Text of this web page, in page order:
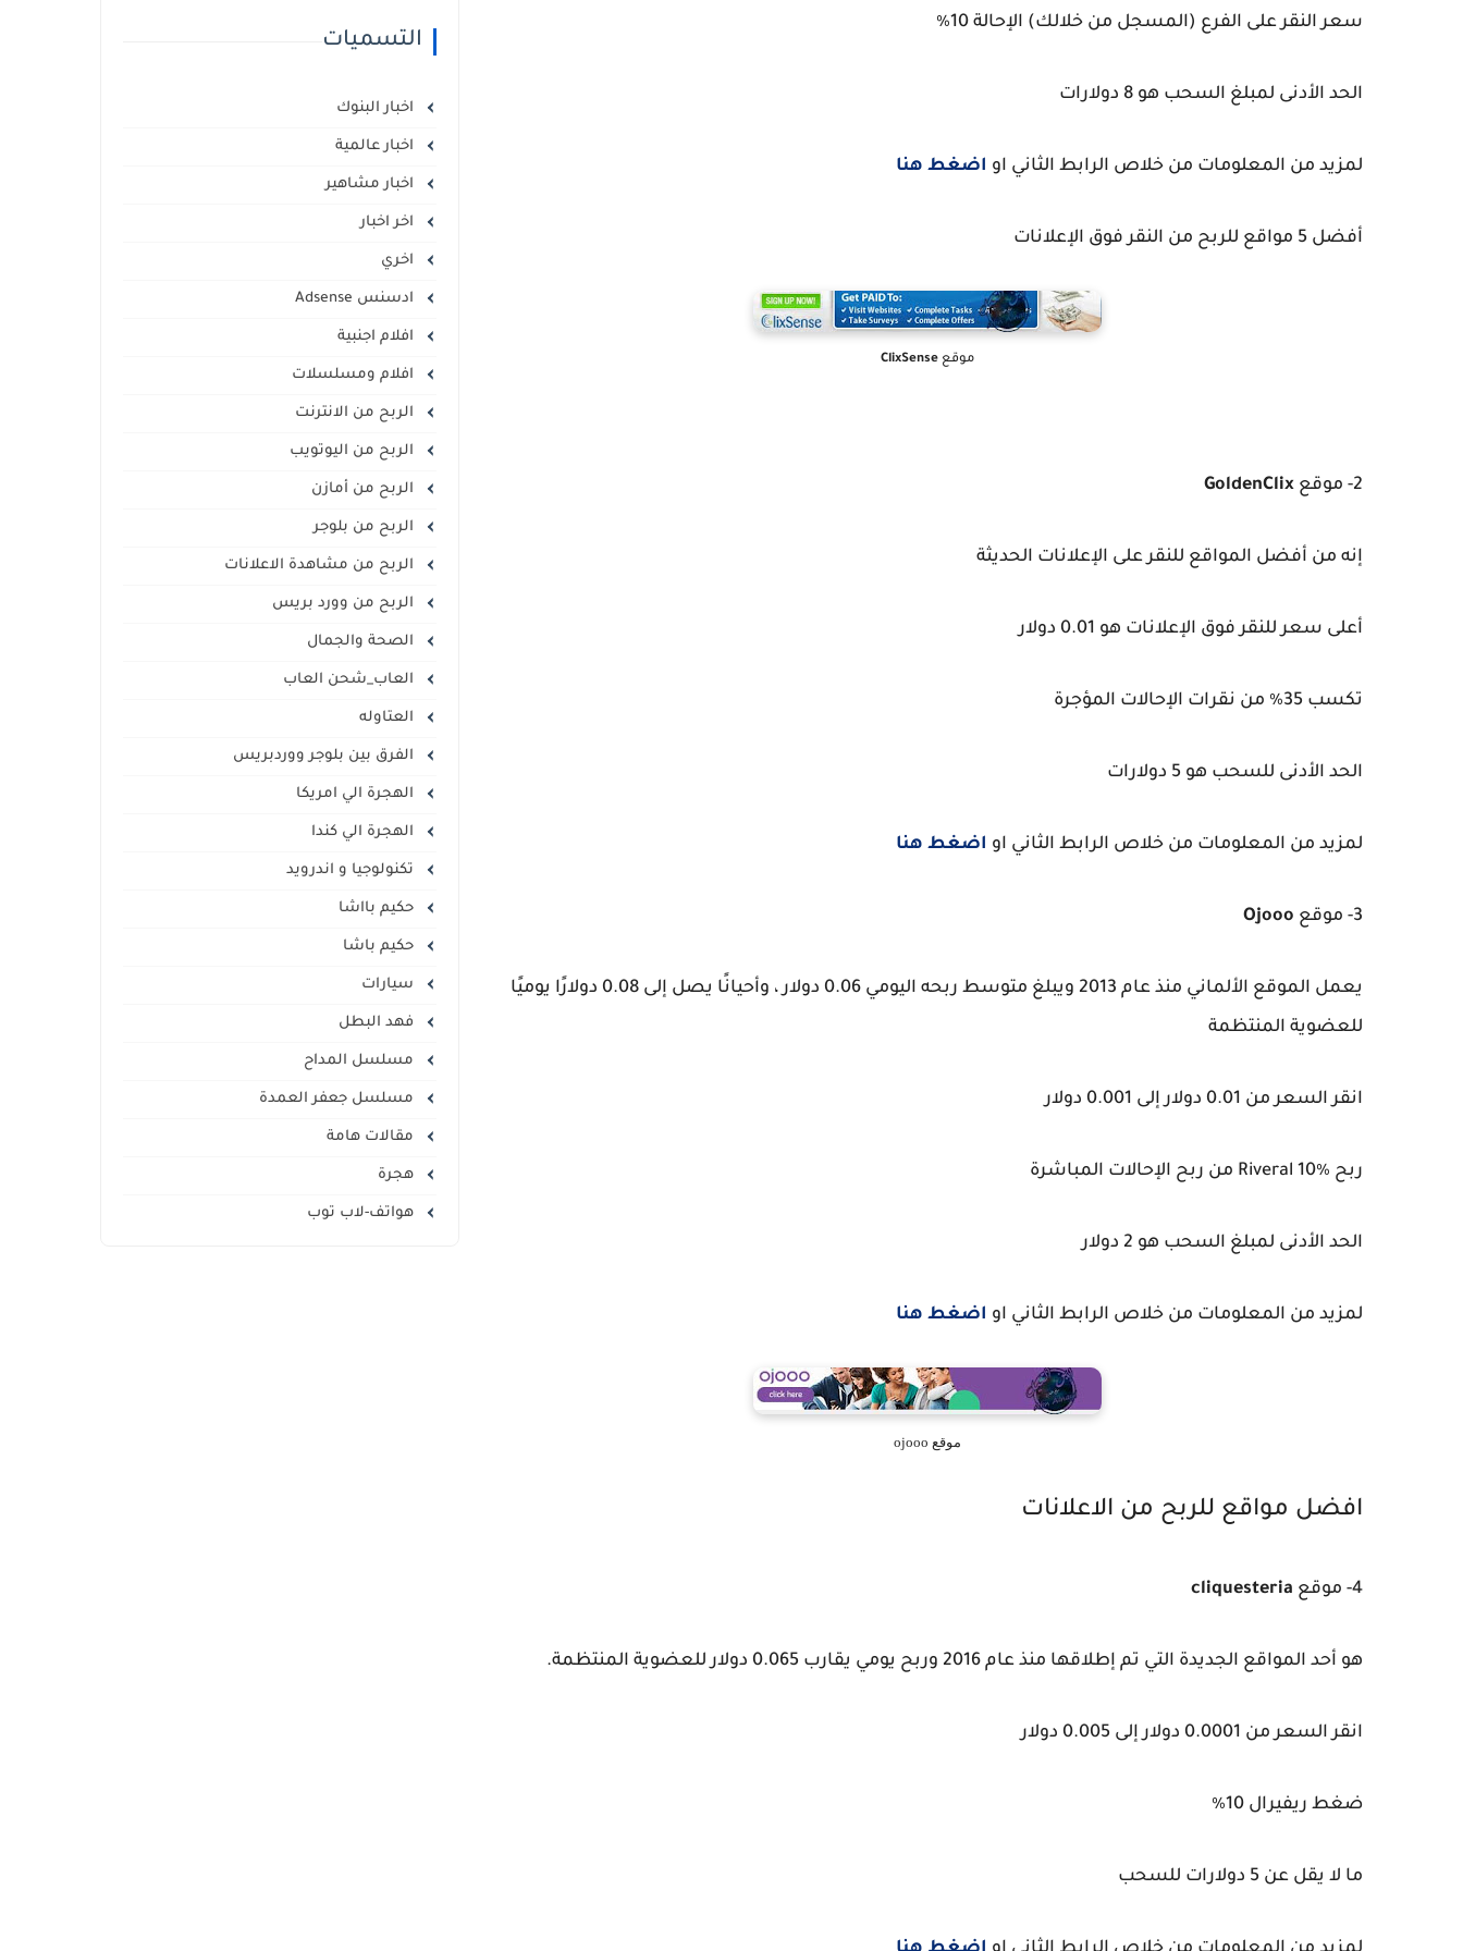
سعر النقر على الفرع (المسجل من خلالك) الإحالة 10٪
الحد الأدنى لمبلغ السحب هو 8 دولارات
لمزيد من المعلومات من خلاص الرابط الثاني او اضغط هنا
أفضل 5 مواقع للربح من النقر فوق الإعلانات
موقع ClixSense
2- موقع GoldenClix
إنه من أفضل المواقع للنقر على الإعلانات الحديثة
أعلى سعر للنقر فوق الإعلانات هو 0.01 دولار
تكسب 35٪ من نقرات الإحالات المؤجرة
الحد الأدنى للسحب هو 5 دولارات
لمزيد من المعلومات من خلاص الرابط الثاني او اضغط هنا
3- موقع Ojooo
يعمل الموقع الألماني منذ عام 2013 ويبلغ متوسط ​​ربحه اليومي 0.06 دولار ، وأحيانًا يصل إلى 0.08 دولارًا يوميًا
للعضوية المنتظمة
انقر السعر من 0.01 دولار إلى 0.001 دولار
ربح Riveral 10٪ من ربح الإحالات المباشرة
الحد الأدنى لمبلغ السحب هو 2 دولار
لمزيد من المعلومات من خلاص الرابط الثاني او اضغط هنا
موقع ojooo
افضل مواقع للربح من الاعلانات
4- موقع cliquesteria
هو أحد المواقع الجديدة التي تم إطلاقها منذ عام 2016 وربح يومي يقارب 0.065 دولار للعضوية المنتظمة.
انقر السعر من 0.0001 دولار إلى 0.005 دولار
ضغط ريفيرال 10٪
ما لا يقل عن 5 دولارات للسحب
التسميات
اخبار البنوك
اخبار عالمية
اخبار مشاهير
اخر اخبار
اخري
ادسنس Adsense
افلام اجنبية
افلام ومسلسلات
الربح من الانترنت
الربح من اليوتويب
الربح من أمازن
الربح من بلوجر
الربح من مشاهدة الاعلانات
الربح من وورد بريس
الصحة والجمال
العاب_شحن العاب
العتاوله
الفرق بين بلوجر ووردبريس
الهجرة الي امريكا
الهجرة الي كندا
تكنولوجيا و اندرويد
حكيم بااشا
حكيم باشا
سيارات
فهد البطل
مسلسل المداح
مسلسل جعفر العمدة
مقالات هامة
هجرة
هواتف-لاب توب